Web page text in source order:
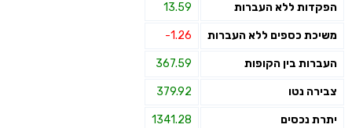
הפקדות ללא העברות 13.59
משיכת כספים ללא העברות -1.26
העברות בין הקופות 367.59
צבירה נטו 379.92
יתרת נכסים 1341.28